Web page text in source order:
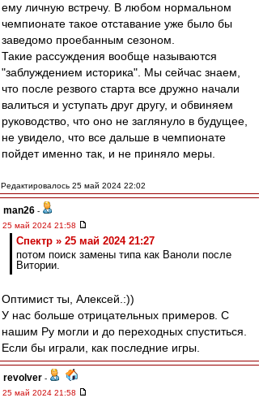
ему личную встречу. В любом нормальном
чемпионате такое отставание уже было бы
заведомо проебанным сезоном.
Такие рассуждения вообще называются
"заблуждением историка". Мы сейчас знаем,
что после резвого старта все дружно начали
валиться и уступать друг другу, и обвиняем
руководство, что оно не заглянуло в будущее,
не увидело, что все дальше в чемпионате
пойдет именно так, и не приняло меры.
Редактировалось 25 май 2024 22:02
man26 -
25 май 2024 21:58
Спектр » 25 май 2024 21:27
потом поиск замены типа как Ваноли после
Витории.
Оптимист ты, Алексей.:))
У нас больше отрицательных примеров. С
нашим Ру могли и до переходных спуститься.
Если бы играли, как последние игры.
revolver -
25 май 2024 21:58